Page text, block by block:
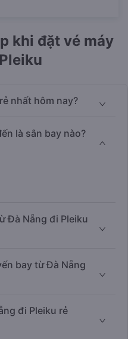
khi đặt vé máy
nhất hôm nay?
là sân bay nào?
Đà Nẵng đi Pleiku
bay từ Đà Nẵng
đi Pleiku rẻ